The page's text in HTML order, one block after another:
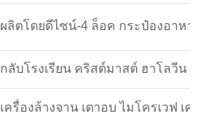
ผลิตโดยดีไซน์-4 ล็อค กระป๋องอาหา
กลับโรงเรียน คริสต์มาสต์ ฮาโลวีน
เครื่องล้างจาน เตาอบ ไมโครเวฟ เค